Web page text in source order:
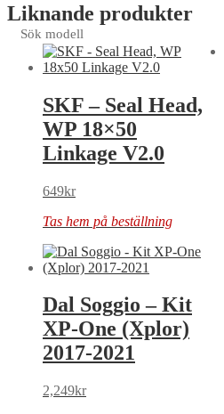
Liknande produkter
SKF – Seal Head,
WP 18×50
Linkage V2.0
649kr
Tas hem på beställning
Dal Soggio – Kit
XP-One (Xplor)
2017-2021
2,249kr
Sök modell